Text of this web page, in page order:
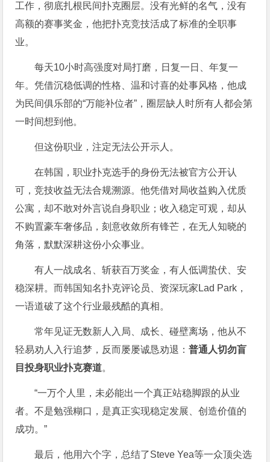
工作，彻底扎根民间扑克圈层。没有光鲜的名气，没有
高额的赛事奖金，他把扑克竞技活成了标准的全职事
业。
每天10小时高强度对局打磨，日复一日、年复一
年。凭借沉稳低调的性格、温和讨喜的处事风格，他成
为民间俱乐部的“万能补位者”，圈层缺人时所有人都会第
一时间想到他。
但这份职业，注定无法公开示人。
在韩国，职业扑克选手的身份无法被官方公开认
可，竞技收益无法合规溯源。他凭借对局收益购入优质
公寓，却不敢对外言说自身职业；收入稳定可观，却从
不购置豪车奢侈品，刻意收敛所有锋芒，在无人知晓的
角落，默默深耕这份小众事业。
有人一战成名、斩获百万奖金，有人低调蛰伏、安
稳深耕。而韩国知名扑克评论员、资深玩家Lad Park，
一语道破了这个行业最残酷的真相。
常年见证无数新人入局、成长、碰壁离场，他从不
轻易劝人入行追梦，反而屡屡诚恳劝退：普通人切勿盲
目投身职业扑克赛道。
“一万个人里，未必能出一个真正站稳脚跟的从业
者。不是勉强糊口，是真正实现稳定发展、创造价值的
成功。”
最后，他用六个字，总结了Steve Yea等一众顶尖选